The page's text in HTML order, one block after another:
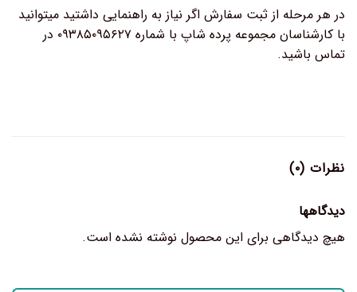
در هر مرحله از ثبت سفارش اگر نیاز به راهنمایی داشتید میتوانید
با کارشناسان مجموعه پرده شاپ با شماره ۰۹۳۸۵۰۹۵۶۲۷ در
تماس باشید.
نظرات (۰)
دیدگاهها
هیچ دیدگاهی برای این محصول نوشته نشده است.